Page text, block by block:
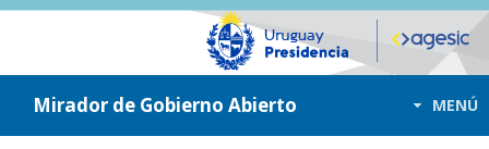
ir a contenido
ir al menú
Mirador de Gobierno Abierto MENÚ